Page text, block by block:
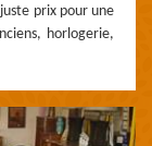
prix pour une
horlogerie,